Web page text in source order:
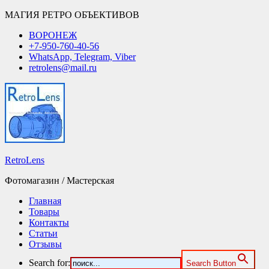
МАГИЯ РЕТРО ОБЪЕКТИВОВ
ВОРОНЕЖ
+7-950-760-40-56
WhatsApp, Telegram, Viber
retrolens@mail.ru
RetroLens
Фотомагазин / Мастерская
Главная
Товары
Контакты
Статьи
Отзывы
Search for:
Search Button